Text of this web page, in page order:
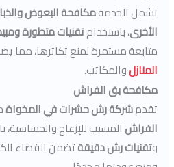
تشمل الخدمةمكافحة البعوض
الأخرى، باستخدامتقنيات متطورة
متابعة مستمرة لمنع تكاثرها، مما
المنازلوالمكاتب.
مكافحة بق الفراش
تقدمشركة رش حشرات في المخواة
الفراش المسبب للإزعاج
وتقنيات رش دقيقةتضمن القضاء